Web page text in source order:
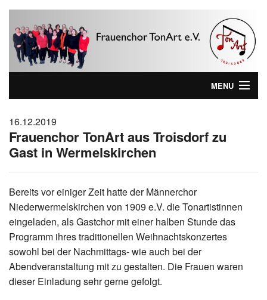
MENU
Wer sind wir ...
Wir kommen zu Ihnen!
Lieblinks
Impressum
Datenschutz
16.12.2019
Frauenchor TonArt aus Troisdorf zu
Gast in Wermelskirchen
Bereits vor einiger Zeit hatte der Männerchor
Niederwermelskirchen von 1909 e.V. die Tonartistinnen
eingeladen, als Gastchor mit einer halben Stunde das
Programm ihres traditionellen Weihnachtskonzertes
sowohl bei der Nachmittags- wie auch bei der
Abendveranstaltung mit zu gestalten. Die Frauen waren
dieser Einladung sehr gerne gefolgt.